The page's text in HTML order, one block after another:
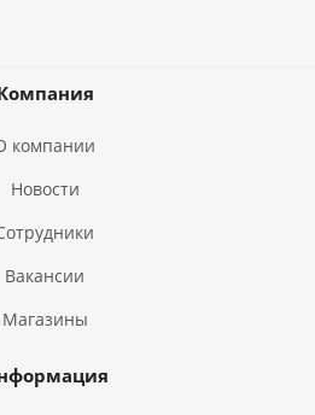
компании
Новости
Вакансии
Магазины